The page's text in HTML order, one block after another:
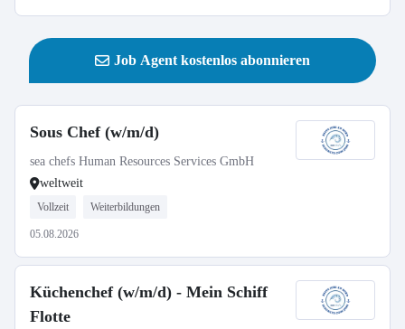
Job Agent kostenlos abonnieren
Sous Chef (w/m/d)
sea chefs Human Resources Services GmbH
weltweit
Vollzeit Weiterbildungen
05.08.2026
Küchenchef (w/m/d) - Mein Schiff
Flotte